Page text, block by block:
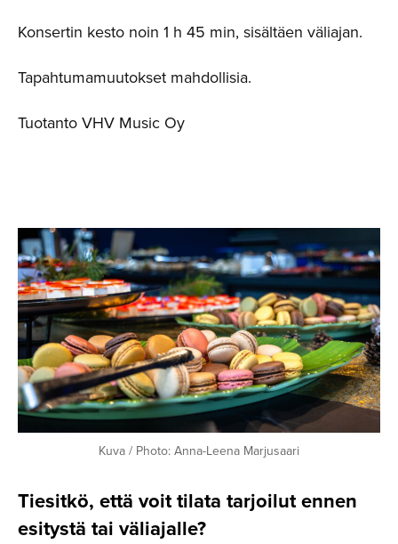
Konsertin kesto noin 1 h 45 min, sisältäen väliajan.
Tapahtumamuutokset mahdollisia.
Tuotanto VHV Music Oy
Kuva / Photo: Anna-Leena Marjusaari
Tiesitkö, että voit tilata tarjoilut ennen
esitystä tai väliajalle?